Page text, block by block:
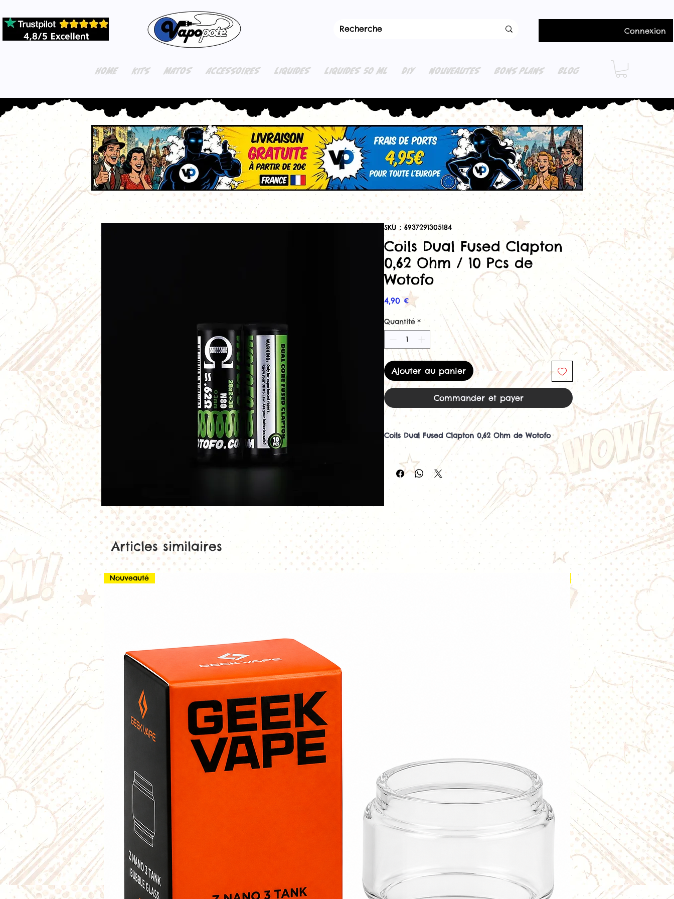
Connexion
HOME KITS MATOS ACCESSOIRES LIQUIDES LIQUIDES 50 ML DIY NOUVEAUTES BONS PLANS BLOG
SKU : 6937291305184
Coils Dual Fused Clapton
0,62 Ohm / 10 Pcs de
Wotofo
4,90 €Prix
Quantité *
Ajouter au panier
Commander et payer
Coils Dual Fused Clapton 0,62 Ohm de Wotofo
Vendu en boite de 10 coils pre-fabriqués.
Les coils pré-fabriqués Wotofo sont pratiques pour
ceux qui trouvent la construction de
coils ennuyeuse. Ces résistances préfabriquées
offrent une intensité de saveur exceptionnelle avec
une vaste production de vapeur. L’utilisation de
coils préfabriqués est le meilleur moyen d’éviter le
travail fastidieux. C'est là que les coils préconstruits
Wotofo entrent en jeu pour offrir une commodité
aux reconstructeurs qui n'ont parfois pas envie de
rouler leur coils à la main. Les coils préconstruits
Diamètre interne : 3mm
Articles similaires
Nouveauté Nouveauté